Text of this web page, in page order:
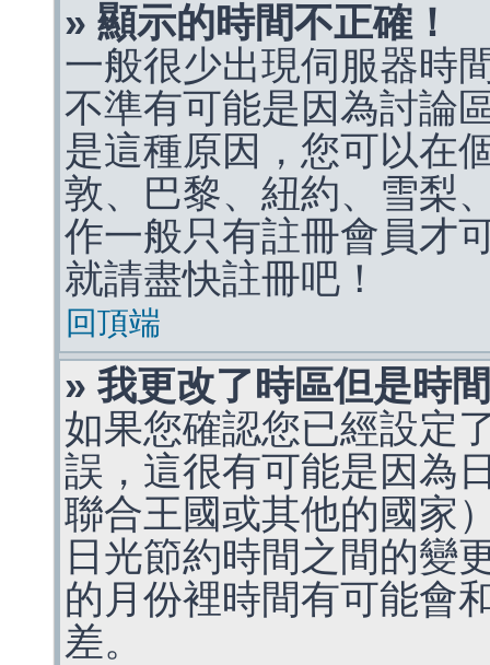
» 顯示的時間不正確！
一般很少出現伺服器時
不準有可能是因為討論
是這種原因，您可以在
敦、巴黎、紐約、雪梨
作一般只有註冊會員才
就請盡快註冊吧！
回頂端
» 我更改了時區但是時
如果您確認您已經設定
誤，這很有可能是因為
聯合王國或其他的國家
日光節約時間之間的變
的月份裡時間有可能會
差。